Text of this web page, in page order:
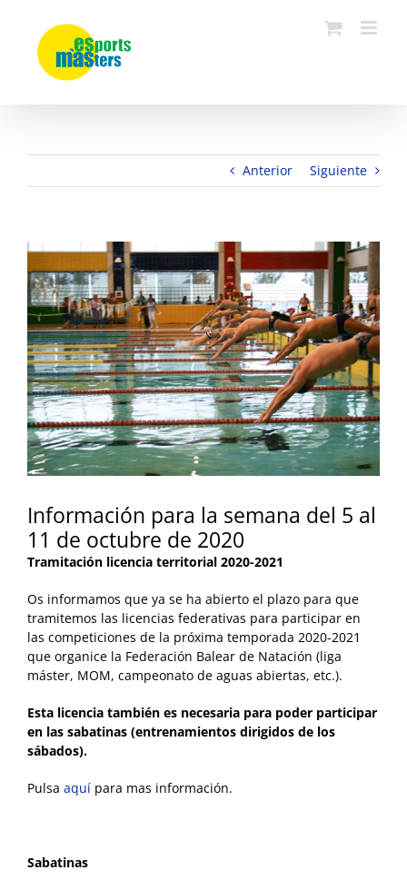
contenido
Anterior Siguiente
Información para la semana del 5 al
11 de octubre de 2020
Tramitación licencia territorial 2020-2021
Os informamos que ya se ha abierto el plazo para que
tramitemos las licencias federativas para participar en
las competiciones de la próxima temporada 2020-2021
que organice la Federación Balear de Natación (liga
máster, MOM, campeonato de aguas abiertas, etc.).
Esta licencia también es necesaria para poder participar
en las sabatinas (entrenamientos dirigidos de los
sábados).
Pulsa aquí para mas información.
Sabatinas